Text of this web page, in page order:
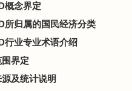
概念界定
所归属的国民经济分类
行业专业术语介绍
界定
及统计说明